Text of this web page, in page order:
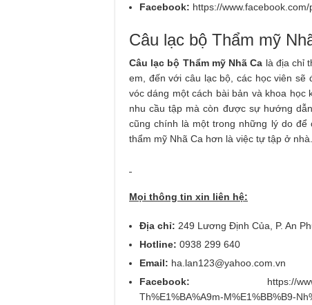
Facebook: https://
Câu lạc bộ Thẩm mỹ
Câu lạc bộ Thẩm mỹ Nhã Ca là địa chỉ
em, đến với câu lạc bộ, các học viên
vóc dáng một cách bài bản và khoa học
nhu cầu tập mà còn được sự hướng
cũng chính là một trong những lý do
thẩm mỹ Nhã Ca hơn là việc tự tập ở nhà.
Mọi thông tin xin liên hệ:
Địa chỉ: 249 Lương Định Của, P. An
Hotline: 0938 299 640
Email: ha.lan123@yahoo.com.vn
Facebook: https://
Th%E1%BA%A9m-M%E1%BB%B9-